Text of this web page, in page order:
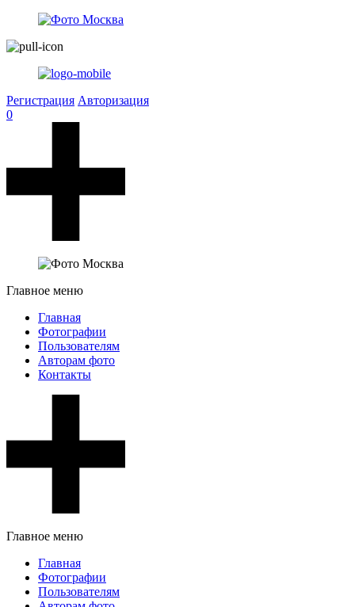
Регистрация Авторизация
0
Главное меню
Главная
Фотографии
Пользователям
Авторам фото
Контакты
Главное меню
Главная
Фотографии
Пользователям